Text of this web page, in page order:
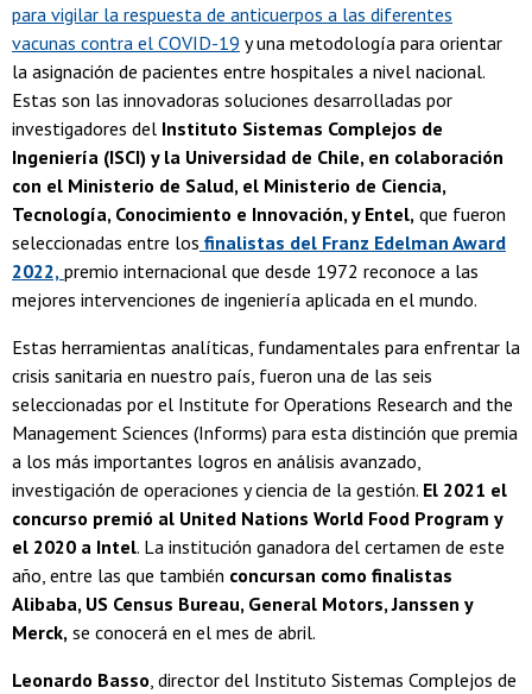
para vigilar la respuesta de anticuerpos a las diferentes
vacunas contra el COVID-19 y una metodología para orientar
la asignación de pacientes entre hospitales a nivel nacional.
Estas son las innovadoras soluciones desarrolladas por
investigadores del Instituto Sistemas Complejos de
Ingeniería (ISCI) y la Universidad de Chile, en colaboración
con el Ministerio de Salud, el Ministerio de Ciencia,
Tecnología, Conocimiento e Innovación, y Entel, que fueron
seleccionadas entre los finalistas del Franz Edelman Award
2022, premio internacional que desde 1972 reconoce a las
mejores intervenciones de ingeniería aplicada en el mundo.
Estas herramientas analíticas, fundamentales para enfrentar la
crisis sanitaria en nuestro país, fueron una de las seis
seleccionadas por el Institute for Operations Research and the
Management Sciences (Informs) para esta distinción que premia
a los más importantes logros en análisis avanzado,
investigación de operaciones y ciencia de la gestión. El 2021 el
concurso premió al United Nations World Food Program y
el 2020 a Intel. La institución ganadora del certamen de este
año, entre las que también concursan como finalistas
Alibaba, US Census Bureau, General Motors, Janssen y
Merck, se conocerá en el mes de abril.
Leonardo Basso , director del Instituto Sistemas Complejos de